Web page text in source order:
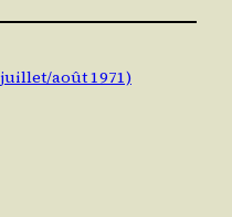
août 1971)